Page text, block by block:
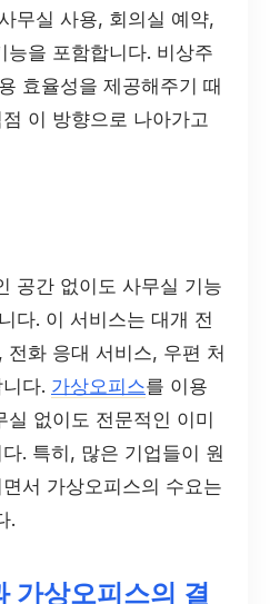
무실 사용, 회의실 예약,
능을 포함합니다. 비상주
효율성을 제공해주기 때
이 방향으로 나아가고
공간 없이도 사무실 기능
다. 이 서비스는 대개 전
전화 응대 서비스, 우편 처
다. 가상오피스를 이용
없이도 전문적인 이미
. 특히, 많은 기업들이 원
서 가상오피스의 수요는
.
가상오피스의 결